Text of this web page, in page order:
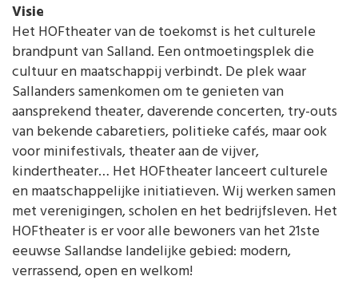
Visie
Het HOFtheater van de toekomst is het culturele
brandpunt van Salland. Een ontmoetingsplek die
cultuur en maatschappij verbindt. De plek waar
Sallanders samenkomen om te genieten van
aansprekend theater, daverende concerten, try-outs
van bekende cabaretiers, politieke cafés, maar ook
voor minifestivals, theater aan de vijver,
kindertheater… Het HOFtheater lanceert culturele
en maatschappelijke initiatieven. Wij werken samen
met verenigingen, scholen en het bedrijfsleven. Het
HOFtheater is er voor alle bewoners van het 21ste
eeuwse Sallandse landelijke gebied: modern,
verrassend, open en welkom!